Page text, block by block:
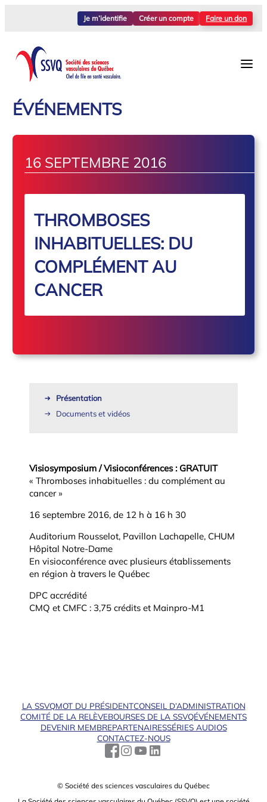
Je m’identifie Créer un compte Faire un don
ÉVÉNEMENTS
16 SEPTEMBRE 2016
THROMBOSES
INHABITUELLES: DU
COMPLÉMENT AU
CANCER
Présentation
Documents et vidéos
Visiosymposium / Visioconférences : GRATUIT
« Thromboses inhabituelles : du complément au
cancer »
16 septembre 2016, de 12 h à 16 h 30
Auditorium Rousselot, Pavillon Lachapelle, CHUM
Hôpital Notre-Dame
En visioconférence avec plusieurs établissements
en région à travers le Québec
DPC accrédité
CMQ et CMFC : 3,75 crédits et Mainpro-M1
LA SSVQMOT DU PRÉSIDENTCONSEIL D’ADMINISTRATION
COMITÉ DE LA RELÈVEBOURSES DE LA SSVQÉVÉNEMENTS
DEVENIR MEMBREPARTENAIRESSÉRIES AUDIOS
CONTACTEZ-NOUS
© Société des sciences vasculaires du Québec